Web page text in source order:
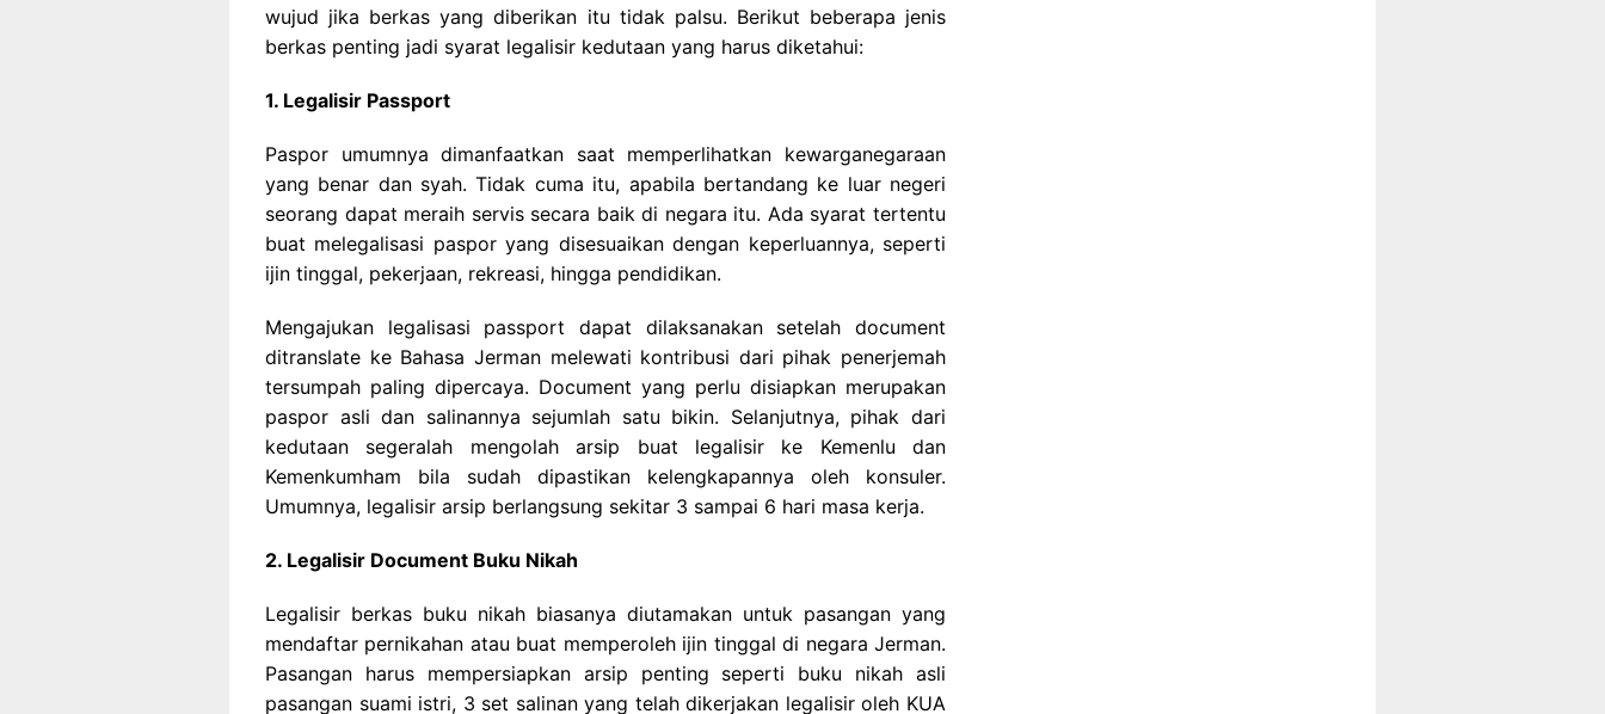
wujud jika berkas yang diberikan itu tidak palsu. Berikut beberapa jenis
berkas penting jadi syarat legalisir kedutaan yang harus diketahui:
1. Legalisir Passport
Paspor umumnya dimanfaatkan saat memperlihatkan kewarganegaraan
yang benar dan syah. Tidak cuma itu, apabila bertandang ke luar negeri
seorang dapat meraih servis secara baik di negara itu. Ada syarat tertentu
buat melegalisasi paspor yang disesuaikan dengan keperluannya, seperti
ijin tinggal, pekerjaan, rekreasi, hingga pendidikan.
Mengajukan legalisasi passport dapat dilaksanakan setelah document
ditranslate ke Bahasa Jerman melewati kontribusi dari pihak penerjemah
tersumpah paling dipercaya. Document yang perlu disiapkan merupakan
paspor asli dan salinannya sejumlah satu bikin. Selanjutnya, pihak dari
kedutaan segeralah mengolah arsip buat legalisir ke Kemenlu dan
Kemenkumham bila sudah dipastikan kelengkapannya oleh konsuler.
Umumnya, legalisir arsip berlangsung sekitar 3 sampai 6 hari masa kerja.
2. Legalisir Document Buku Nikah
Legalisir berkas buku nikah biasanya diutamakan untuk pasangan yang
mendaftar pernikahan atau buat memperoleh ijin tinggal di negara Jerman.
Pasangan harus mempersiapkan arsip penting seperti buku nikah asli
pasangan suami istri, 3 set salinan yang telah dikerjakan legalisir oleh KUA